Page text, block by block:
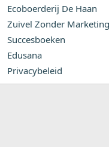
Ecoboerderij De Haan
Zuivel Zonder Marketing
Succesboeken
Edusana
Privacybeleid